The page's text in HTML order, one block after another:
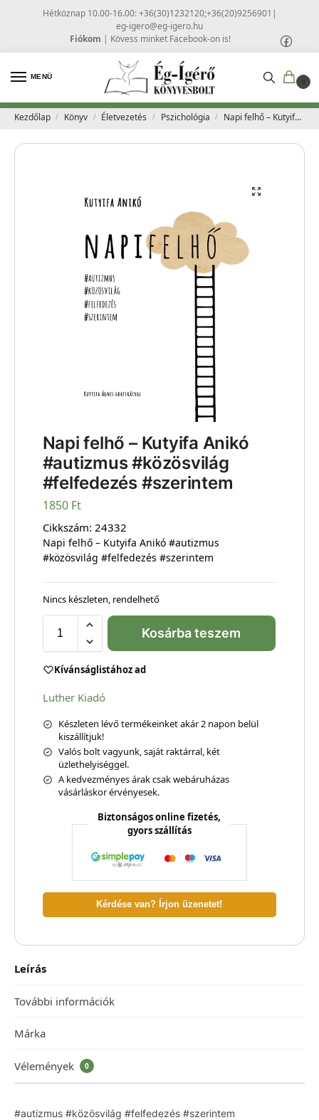
Hétköznap 10.00-16.00: +36(30)1232120;+36(20)9256901 |
eg-igero@eg-igero.hu
Fiókom | Kövess minket Facebook-on is!
MENÜ
0
Kezdőlap / Könyv / Életvezetés / Pszichológia / Napi felhő – Kutyifa Anikó #autizmus #közösvilág #felfedezés #szerintem
Napi felhő – Kutyifa Anikó
#autizmus #közösvilág
#felfedezés #szerintem
1850 Ft
Cikkszám: 24332
Napi felhő – Kutyifa Anikó #autizmus
#közösvilág #felfedezés #szerintem
Nincs készleten, rendelhető
Kosárba teszem
Kívánságlistához ad
Luther Kiadó
Készleten lévő termékeinket akár 2 napon belül
kiszállítjuk!
Valós bolt vagyunk, saját raktárral, két
üzlethelyiséggel.
A kedvezményes árak csak webáruházas
vásárláskor érvényesek.
Biztonságos online fizetés,
gyors szállítás
Kérdése van? Írjon üzenetet!
Leírás
További információk
Márka
Vélemények 0
#autizmus #közösvilág #felfedezés #szerintem